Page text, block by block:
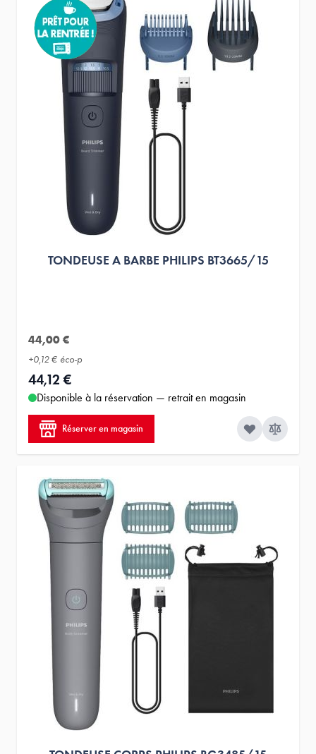
TONDEUSE A BARBE PHILIPS BT3665/15
44,00 €
+0,12 € éco-p
44,12 €
Disponible à la réservation — retrait en magasin
Réserver en magasin